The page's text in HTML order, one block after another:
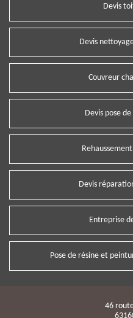
Devis
Devis
Couvreur
Devis pose
Devis
Entreprise
Pose de résine et
46